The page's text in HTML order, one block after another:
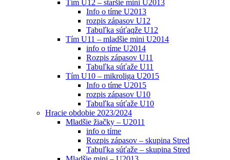
Tím U12 – staršie mini U2013
Info o tíme U2013
rozpis zápasov U12
Tabuľka súťaqže U12
Tím U11 – mladšie mini U2014
info o tíme U2014
Rozpis zápasov U11
Tabuľka súťaže U11
Tím U10 – mikroliga U2015
Info o tíme U2015
rozpis zápasov U10
Tabuľka súťaže U10
Hracie obdobie 2023/2024
Mladšie žiačky – U2011
info o tíme
Rozpis zápasov – skupina Stred
Tabuľka súťaže – skupina Stred